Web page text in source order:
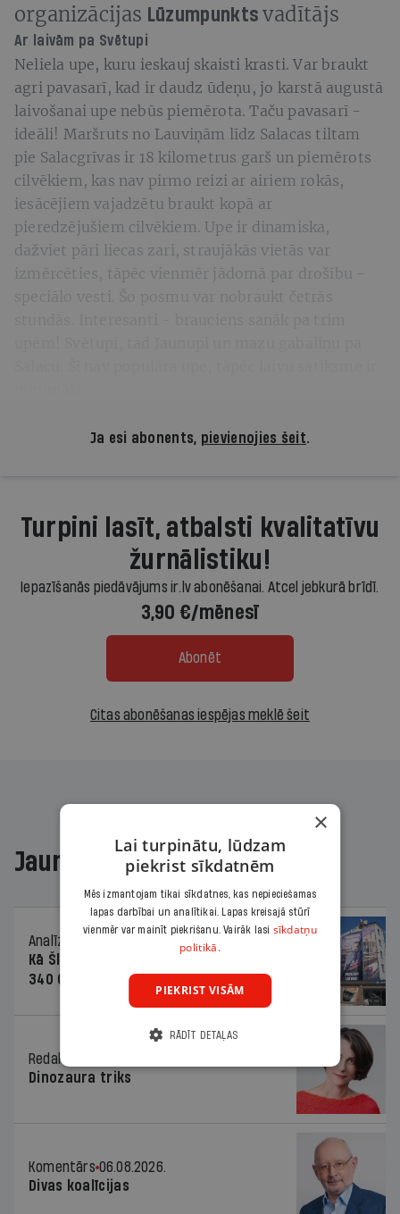
organizācijas Lūzumpunkts vadītājs
Ar laivām pa Svētupi
Neliela upe, kuru ieskauj skaisti krasti. Var braukt
agri pavasarī, kad ir daudz ūdeņu, jo karstā augustā
laivošanai upe nebūs piemērota. Taču pavasarī -
ideāli! Maršruts no Lauviņām līdz Salacas tiltam
pie Salacgrīvas ir 18 kilometrus garš un piemērots
cilvēkiem, kas nav pirmo reizi ar airiem rokās,
iesācējiem vajadzētu braukt kopā ar
pieredzējušiem cilvēkiem. Upe ir dinamiska,
dažviet pāri liecas zari, straujākās vietās var
izmērcēties, tāpēc vienmēr jādomā par drošību -
speciālo vesti. Šo posmu var nobraukt četrās
Ja esi abonents, pievienojies šeit.
Turpini lasīt, atbalsti kvalitatīvu
žurnālistiku!
Iepazīšanās piedāvājums ir.lv abonēšanai. Atcel jebkurā brīdī.
3,90 €/mēnesī
Abonēt
Citas abonēšanas iespējas meklē šeit
Jaunākajā žurnālā
Analīze
Kā Šlesera partija palika nesodīta par
340 000 vērtu reklāmas kampaņu
Redaktores sleja
Dinozaura triks
Komentārs 06.08.2026.
Divas koalīcijas
×
Lai turpinātu, lūdzam
piekrist sīkdatnēm
Mēs izmantojam tikai sīkdatnes, kas nepieciešamas
lapas darbībai un analītikai. Lapas kreisajā stūrī
vienmēr var mainīt piekrišanu. Vairāk lasi sīkdatņu
politikā.
PIEKRIST VISĀM
RĀDĪT DETAĻAS